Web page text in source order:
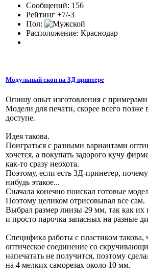
Сообщений: 156
Рейтинг +7/-3
Пол:
Расположение: Краснодар
Модульный скоп на 3Д принтере
Опишу опыт изготовления с
Модели для печати, скорее всего
доступе.
Идея такова.
Поиграться с разными вариантами
хочется, а покупать задорого кучу
как-то сразу неохота.
Поэтому, если есть 3Д-принетер,
нибудь этакое...
Сначала конечно поискал готовые
Поэтому целиком отрисовывал все сам.
Выбрал размер линзы 29 мм, так как их
и просто парочка запасных на разные
Специфика работы с пластиком такова,
оптическое соединение со
напечатать не получится, поэтому
на 4 мелких саморезах около 10 мм.